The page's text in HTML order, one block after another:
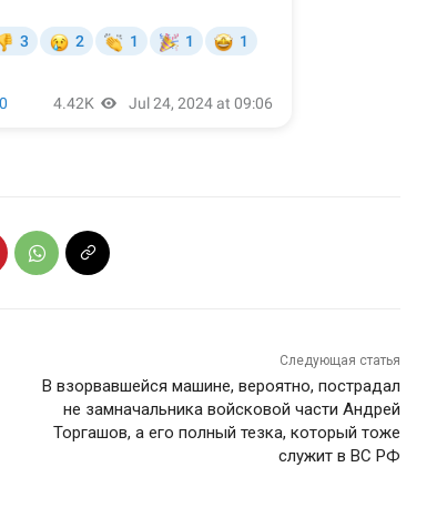
Следующая статья
В взорвавшейся машине, вероятно, пострадал
не замначальника войсковой части Андрей
Торгашов, а его полный тезка, который тоже
служит в ВС РФ